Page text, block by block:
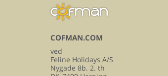
COFMAN.COM
ved
Feline Holidays A/S
Nygade 8b. 2. th